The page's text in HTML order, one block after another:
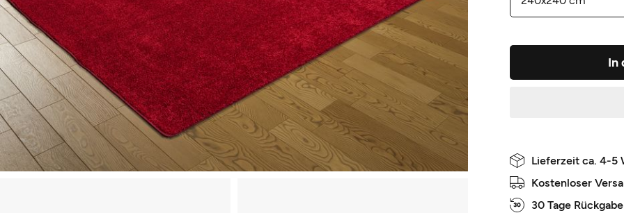
In
Lieferzeit ca. 4-5
Kostenloser
30 Tage